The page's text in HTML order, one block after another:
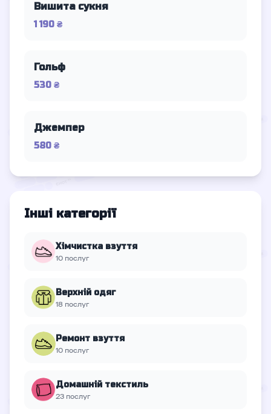
Вишита сукня
1 190 ₴
Гольф
530 ₴
Джемпер
580 ₴
Інші категорії
Хімчистка взуття
10 послуг
Верхній oдяг
18 послуг
Ремонт взуття
10 послуг
Домашній текстиль
23 послуг